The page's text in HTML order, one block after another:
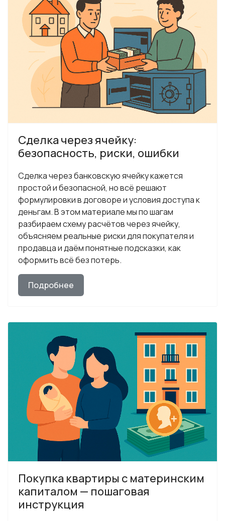
Сделка через ячейку:
безопасность, риски, ошибки
Сделка через банковскую ячейку кажется
простой и безопасной, но всё решают
формулировки в договоре и условия доступа к
деньгам. В этом материале мы по шагам
разбираем схему расчётов через ячейку,
объясняем реальные риски для покупателя и
продавца и даём понятные подсказки, как
оформить всё без потерь.
Подробнее
Покупка квартиры с материнским
капиталом — пошаговая
инструкция